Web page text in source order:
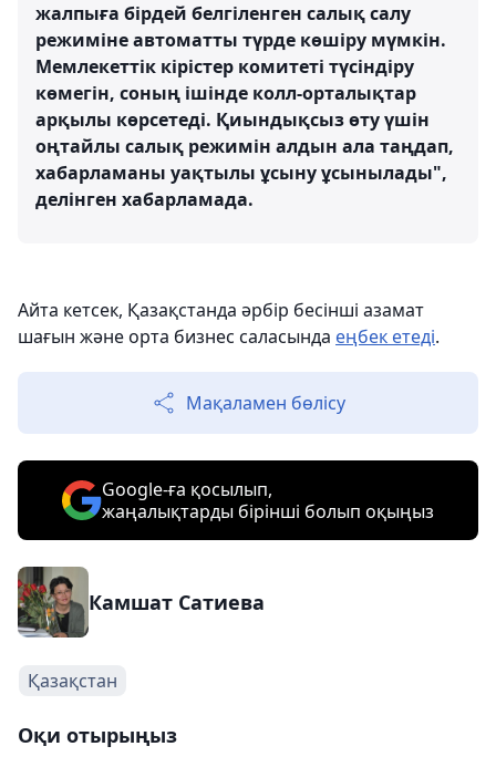
жалпыға бірдей белгіленген салық салу
режиміне автоматты түрде көшіру мүмкін.
Мемлекеттік кірістер комитеті түсіндіру
көмегін, соның ішінде колл-орталықтар
арқылы көрсетеді. Қиындықсыз өту үшін
оңтайлы салық режимін алдын ала таңдап,
хабарламаны уақтылы ұсыну ұсынылады",
делінген хабарламада.
Айта кетсек, Қазақстанда әрбір бесінші азамат
шағын және орта бизнес саласында еңбек етеді.
Мақаламен бөлісу
Google-ға қосылып,
жаңалықтарды бірінші болып оқыңыз
Камшат Сатиева
Қазақстан
Оқи отырыңыз